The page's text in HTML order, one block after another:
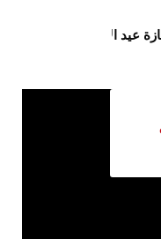
عيد الأضحى المبارك